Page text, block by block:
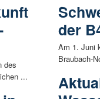
des
...
der
Am 1. Juni
Braubach-